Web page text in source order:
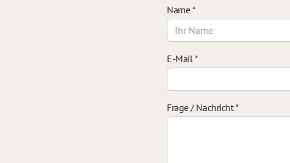
Name*
E-Mail*
Frage / Nachricht*